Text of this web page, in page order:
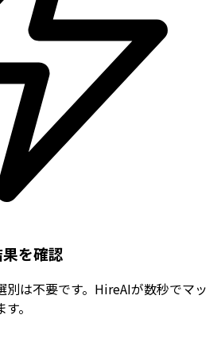
を確認
は不要です。HireAIが数秒でマッ
。